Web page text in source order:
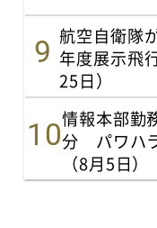
航空自衛隊
年度展示飛
25日）
情報本部勤
分 パワハ
（8月5日）